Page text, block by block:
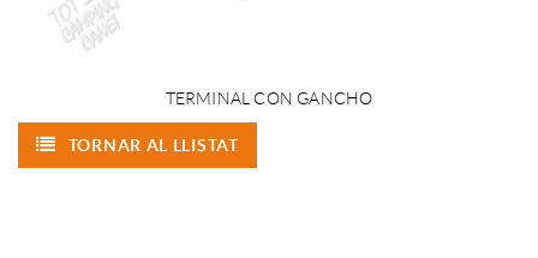
TERMINAL CON GANCHO
TORNAR AL LLISTAT